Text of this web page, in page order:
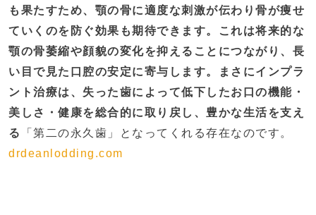
も果たすため、顎の骨に適度な刺激が伝わり骨が痩せ
ていくのを防ぐ効果も期待できます。これは将来的な
顎の骨萎縮や顔貌の変化を抑えることにつながり、長
い目で見た口腔の安定に寄与します。まさにインプラ
ント治療は、失った歯によって低下したお口の機能・
美しさ・健康を総合的に取り戻し、豊かな生活を支え
る
「第二の永久歯」となってくれる存在なのです。
drdeanlodding.com